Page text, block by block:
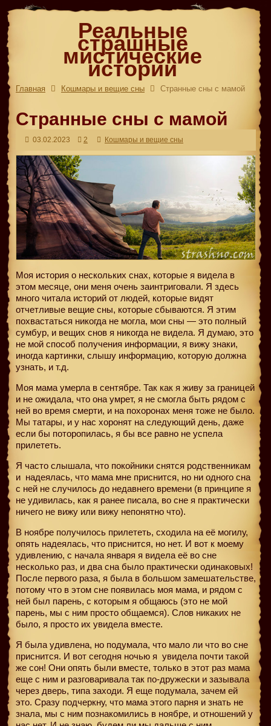
Реальные
страшные
мистические
истории
Главная Кошмары и вещие сны Странные сны с мамой
Странные сны с мамой
03.02.2023 2 Кошмары и вещие сны
Моя история о нескольких снах, которые я видела в
этом месяце, они меня очень заинтриговали. Я здесь
много читала историй от людей, которые видят
отчетливые вещие сны, которые сбываются. Я этим
похвастаться никогда не могла, мои сны — это полный
сумбур, и вещих снов я никогда не видела. Я думаю, это
не мой способ получения информации, я вижу знаки,
иногда картинки, слышу информацию, которую должна
узнать, и т.д.
Моя мама умерла в сентябре. Так как я живу за границей
и не ожидала, что она умрет, я не смогла быть рядом с
ней во время смерти, и на похоронах меня тоже не было.
Мы татары, и у нас хоронят на следующий день, даже
если бы поторопилась, я бы все равно не успела
прилететь.
Я часто слышала, что покойники снятся родственникам
и надеялась, что мама мне приснится, но ни одного сна
с ней не случилось до недавнего времени (в принципе я
не удивилась, как я ранее писала, во сне я практически
ничего не вижу или вижу непонятно что).
В ноябре получилось прилететь, сходила на её могилу,
опять надеялась, что приснится, но нет. И вот к моему
удивлению, с начала января я видела её во сне
несколько раз, и два сна было практически одинаковых!
После первого раза, я была в большом замешательстве,
потому что в этом сне появилась моя мама, и рядом с
ней был парень, с которым я общаюсь (это не мой
парень, мы с ним просто общаемся). Слов никаких не
было, я просто их увидела вместе.
Я была удивлена, но подумала, что мало ли что во сне
приснится. И вот сегодня ночью я увидела почти такой
же сон! Они опять были вместе, только в этот раз мама
еще с ним и разговаривала так по-дружески и зазывала
через дверь, типа заходи. Я еще подумала, зачем ей
это. Сразу подчеркну, что мама этого парня и знать не
знала, мы с ним познакомились в ноябре, и отношений у